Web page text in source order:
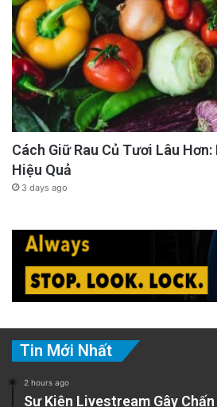
Cách Giữ Rau Củ Tươi Lâu
Hiệu Quả
3 days ago
Tin Mới Nhất
2 hours ago
Sự Kiện Livestream Gây